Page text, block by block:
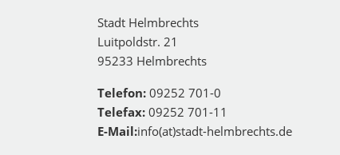
Stadt Helmbrechts
Luitpoldstr. 21
95233 Helmbrechts
Telefon: 09252 701-0
Telefax: 09252 701-11
E-Mail:info(at)stadt-helmbrechts.de